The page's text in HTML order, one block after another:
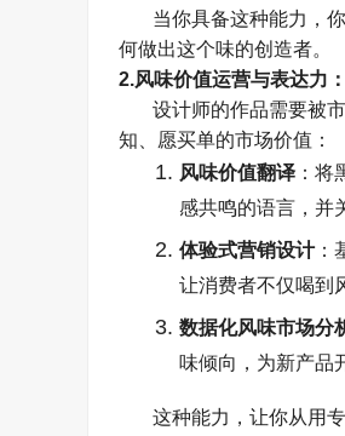
当你具备这种能力，
何做出这个味的创造者。
2.风味价值运营与表达力
设计师的作品需要被
知、愿买单的市场价值：
风味价值翻译 ：
感共鸣的语言，并
体验式营销设计：
让消费者不仅喝到
数据化风味市场分
味倾向，为新产品
这种能力，让你从用